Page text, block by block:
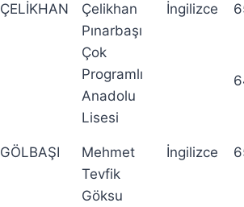
ÇELİKHAN
Çelikhan
Pınarbaşı
Çok
Programlı
Anadolu
Lisesi
İngilizce
GÖLBAŞI
Mehmet
Tevfik
Göksu
İngilizce